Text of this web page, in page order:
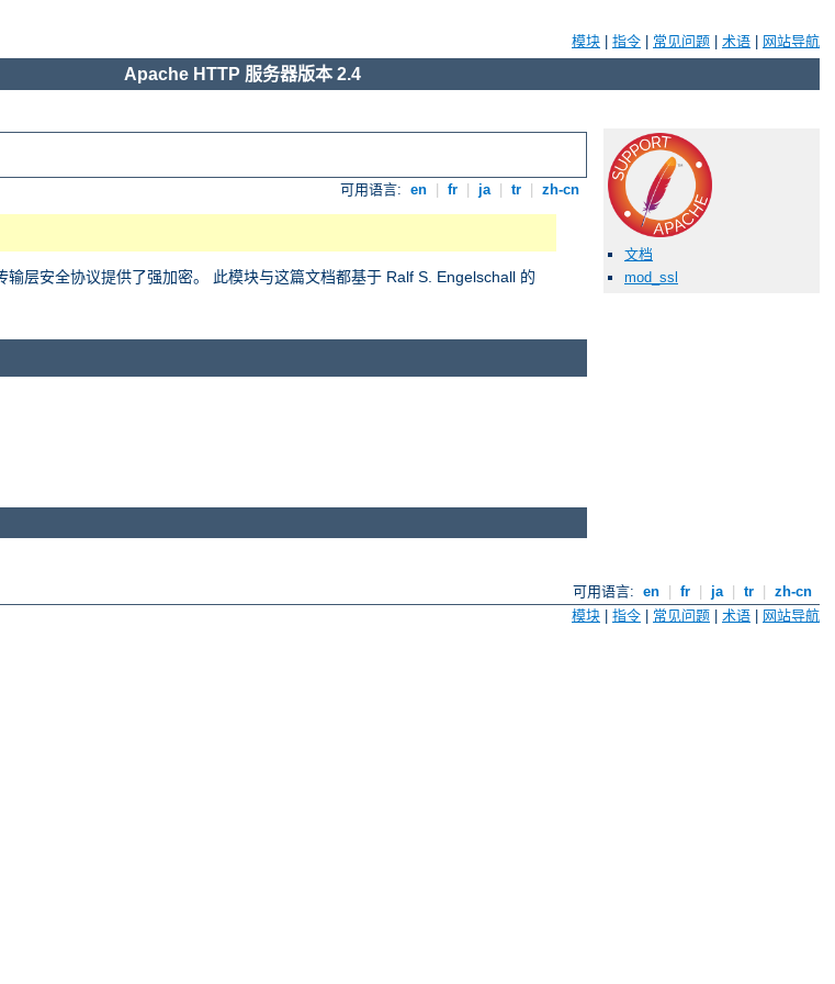
模块 指令 常见问题 术语 网站导航
Apache HTTP 服务器版本 2.4
可用语言: en fr ja tr zh-cn
层安全协议提供了强加密。 此模块与这篇文档都基于 Ralf S. Engelschall 的
文档
mod_ssl
可用语言: en fr ja tr
zh-cn
模块 指令 常见问题 术语 网站导航